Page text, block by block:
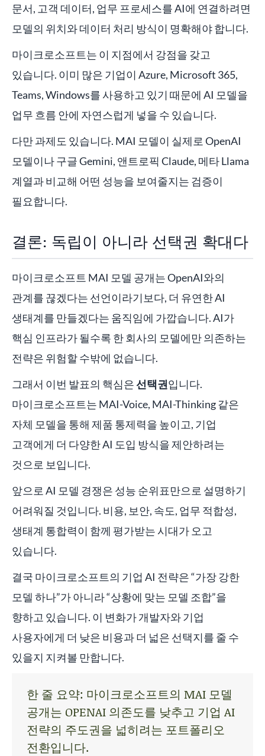
문서, 고객 데이터, 업무 프로세스를 AI에 연결하려면
모델의 위치와 데이터 처리 방식이 명확해야 합니다.
마이크로소프트는 이 지점에서 강점을 갖고
있습니다. 이미 많은 기업이 Azure, Microsoft 365,
Teams, Windows를 사용하고 있기 때문에 AI 모델을
업무 흐름 안에 자연스럽게 넣을 수 있습니다.
다만 과제도 있습니다. MAI 모델이 실제로 OpenAI
모델이나 구글 Gemini, 앤트로픽 Claude, 메타 Llama
계열과 비교해 어떤 성능을 보여줄지는 검증이
필요합니다.
결론: 독립이 아니라 선택권 확대다
마이크로소프트 MAI 모델 공개는 OpenAI와의
관계를 끊겠다는 선언이라기보다, 더 유연한 AI
생태계를 만들겠다는 움직임에 가깝습니다. AI가
핵심 인프라가 될수록 한 회사의 모델에만 의존하는
전략은 위험할 수밖에 없습니다.
그래서 이번 발표의 핵심은선택권입니다.
마이크로소프트는 MAI-Voice, MAI-Thinking 같은
자체 모델을 통해 제품 통제력을 높이고, 기업
고객에게 더 다양한 AI 도입 방식을 제안하려는
것으로 보입니다.
앞으로 AI 모델 경쟁은 성능 순위표만으로 설명하기
어려워질 것입니다. 비용, 보안, 속도, 업무 적합성,
생태계 통합력이 함께 평가받는 시대가 오고
있습니다.
결국 마이크로소프트의 기업 AI 전략은 “가장 강한
모델 하나”가 아니라 “상황에 맞는 모델 조합”을
향하고 있습니다. 이 변화가 개발자와 기업
사용자에게 더 낮은 비용과 더 넓은 선택지를 줄 수
있을지 지켜볼 만합니다.
한 줄 요약: 마이크로소프트의 MAI 모델
공개는 OPENAI 의존도를 낮추고 기업 AI
전략의 주도권을 넓히려는 포트폴리오
전환입니다.